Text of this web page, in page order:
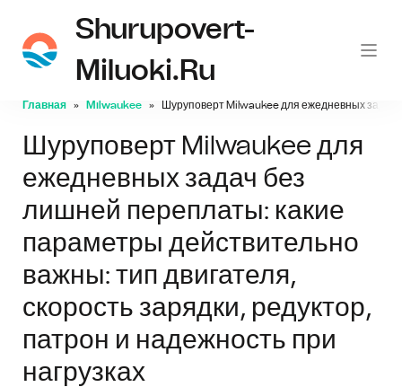
Shurupovert-
Miluoki.ru
Главная Milwaukee Шуруповерт Milwaukee для ежедневных задач
Шуруповерт Milwaukee для
ежедневных задач без
лишней переплаты: какие
параметры действительно
важны: тип двигателя,
скорость зарядки, редуктор,
патрон и надежность при
нагрузках